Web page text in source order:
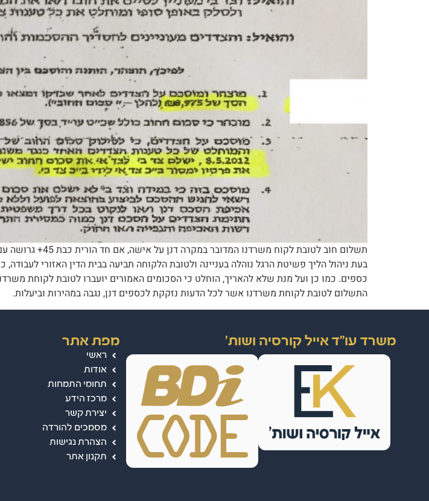
בעת ניהול הליך פשיטת הרגל נוהלה בעניינה ולטובת הלקוחה תביעה בבית הדין האזורי
כספים. כמו כן ועל מנת שלא להאריך, הוחלט כי הסכומים האמורים יועברו לטובת לקוחת
התשלום לטובת לקוחת משרדנו אשר לכל הדעות נזקקת לכספים דנן, נגבה במהירות וביעלות.
משרד עו"ד אייל קורסיה ושות' מפת אתר
ראשי
אודות
תחומי התמחות
מרכז הידע
יצירת קשר
מסמכים להורדה
הצהרת נגישות
תקנון אתר